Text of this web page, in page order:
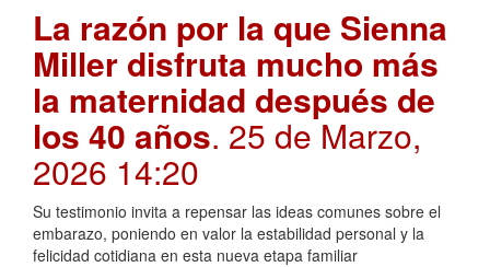
La razón por la que Sienna
Miller disfruta mucho más
la maternidad después de
los 40 años. 25 de Marzo,
2026 14:20
Su testimonio invita a repensar las ideas comunes sobre el
embarazo, poniendo en valor la estabilidad personal y la
felicidad cotidiana en esta nueva etapa familiar